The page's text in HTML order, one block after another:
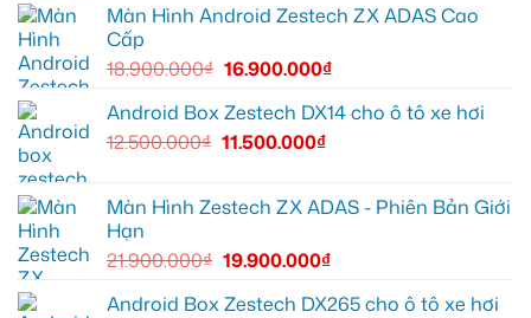
Màn Hình Android Zestech ZX ADAS Cao
Cấp
18.900.000₫ 16.900.000₫
Android Box Zestech DX14 cho ô tô xe hơi
12.500.000₫ 11.500.000₫
Màn Hình Zestech ZX ADAS - Phiên Bản Giới
Hạn
21.900.000₫ 19.900.000₫
Android Box Zestech DX265 cho ô tô xe hơi